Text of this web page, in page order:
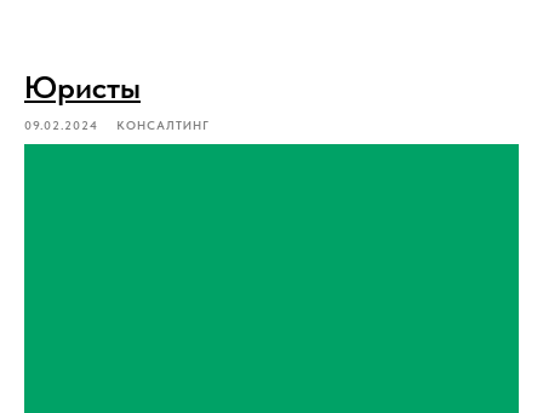
Юристы
09.02.2024 КОНСАЛТИНГ